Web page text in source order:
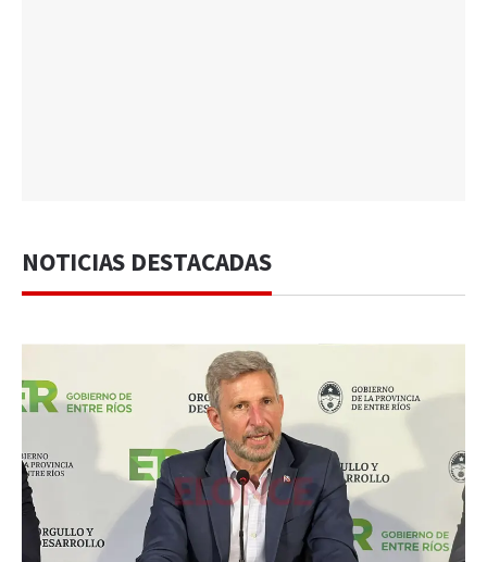
NOTICIAS DESTACADAS